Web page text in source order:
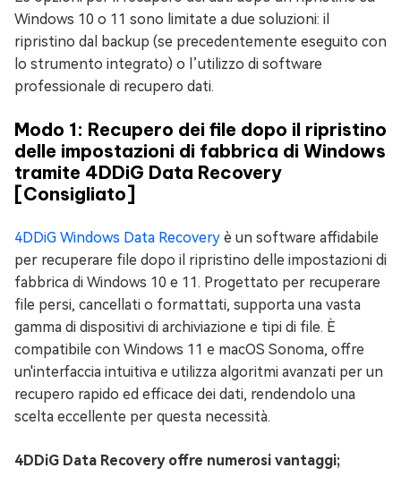
Windows 10 o 11 sono limitate a due soluzioni: il
ripristino dal backup (se precedentemente eseguito con
lo strumento integrato) o l’utilizzo di software
professionale di recupero dati.
Modo 1: Recupero dei file dopo il ripristino
delle impostazioni di fabbrica di Windows
tramite 4DDiG Data Recovery
[Consigliato]
4DDiG Windows Data Recovery è un software affidabile
per recuperare file dopo il ripristino delle impostazioni di
fabbrica di Windows 10 e 11. Progettato per recuperare
file persi, cancellati o formattati, supporta una vasta
gamma di dispositivi di archiviazione e tipi di file. È
compatibile con Windows 11 e macOS Sonoma, offre
un'interfaccia intuitiva e utilizza algoritmi avanzati per un
recupero rapido ed efficace dei dati, rendendolo una
scelta eccellente per questa necessità.
4DDiG Data Recovery offre numerosi vantaggi;